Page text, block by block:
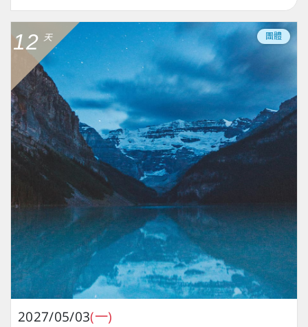
12 天 團體
2027/05/03(一)